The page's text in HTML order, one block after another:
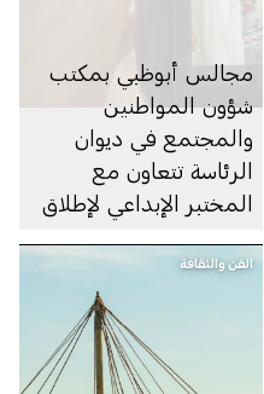
مجالس أبوظبي بمكتب
شؤون المواطنين
والمجتمع في ديوان
الرئاسة تتعاون مع
المختبر الإبداعي لإطلاق
الفن والثقافة